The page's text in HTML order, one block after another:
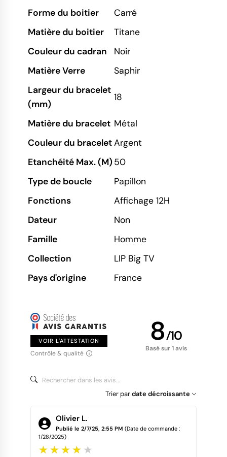
Forme du boitier
Carré
Matière du boitier
Titane
Couleur du cadran
Noir
Matière Verre
Saphir
Largeur du bracelet
(mm)
18
Matière du bracelet Métal
Couleur du braceletArgent
Etanchéité Max. (M)50
Type de boucle
Papillon
Fonctions
Affichage 12H
Dateur
Non
Famille
Homme
Collection
LIP Big TV
Pays d'origine
France
VOIR L'ATTESTATION
Contrôle & qualité
8/10
Basé sur 1 avis
Trier pardate décroissante
Olivier L.
Publié le 2/7/25, 2:55 PM (Date de commande :
1/28/2025)